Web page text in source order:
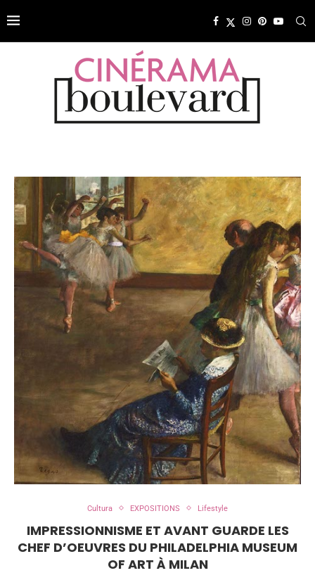
Cultura EXPOSITIONS Lifestyle
IMPRESSIONNISME ET AVANT GUARDE LES
CHEF D’OEUVRES DU PHILADELPHIA MUSEUM
OF ART À MILAN